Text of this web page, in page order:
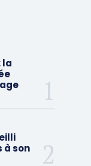
la
à son